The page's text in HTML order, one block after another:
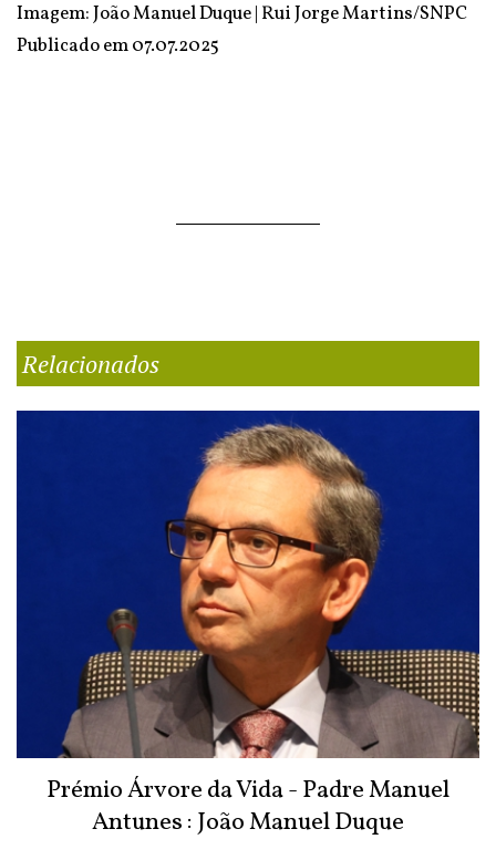
Imagem: João Manuel Duque | Rui Jorge Martins/SNPC
Publicado em07.07.2025
Relacionados
Prémio Árvore da Vida - Padre Manuel
Antunes : João Manuel Duque